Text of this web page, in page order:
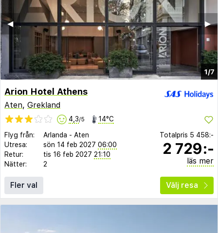
1/7
▶︎
◀︎
Arion Hotel Athens
Aten, Grekland
4,3/5 14°C
Flyg från: Arlanda - Aten
Utresa:
sön 14 feb 2027 06:00
Retur:
tis 16 feb 2027 21:10
Nätter:
2
Totalpris 5 458:-
2 729:-
läs mer
Fler val Välj resa